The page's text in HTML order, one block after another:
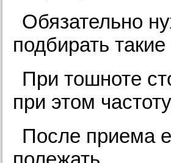
Обязательно
подбирать
При тошноте
при этом
После приема